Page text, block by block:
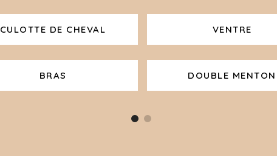
CULOTTE DE CHEVAL VENTRE
BRAS DOUBLE MENTON